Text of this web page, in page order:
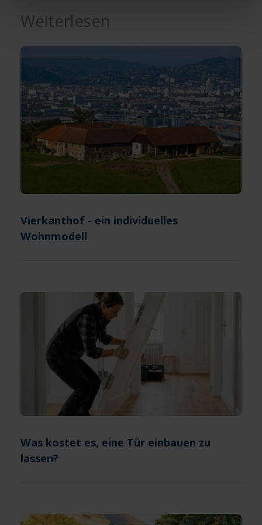
die Nutzung aller Cookies ein – und schon gehts weiter.
Weiterlesen
Vierkanthof - ein individuelles
Wohnmodell
Was kostet es, eine Tür einbauen zu
lassen?